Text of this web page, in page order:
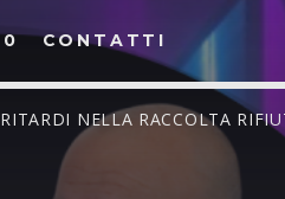
CONTATTI
NELLA RACCOLTA